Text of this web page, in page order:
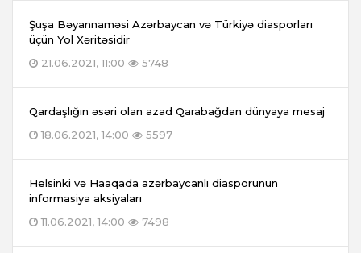
Şuşa Bəyannaməsi Azərbaycan və Türkiyə diasporları
üçün Yol Xəritəsidir
21.06.2021, 11:00
5748
Qardaşlığın əsəri olan azad Qarabağdan dünyaya mesaj
18.06.2021, 14:00
5597
Helsinki və Haaqada azərbaycanlı diasporunun
informasiya aksiyaları
11.06.2021, 14:00
7498